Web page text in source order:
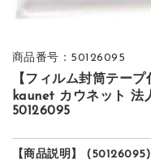
商品番号：50126095
【フィルム封筒テー
kaunet カウネット 法
50126095
【商品説明】